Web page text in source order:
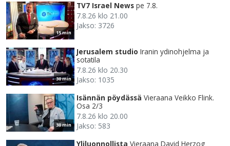
15 min
TV7 Israel News pe 7.8.
7.8.26 klo 21.00
Jakso: 3726
30 min
Jerusalem studio Iranin ydinohjelma ja
sotatila
7.8.26 klo 20.30
Jakso: 1035
30 min
Isännän pöydässä Vieraana Veikko Flink.
Osa 2/3
7.8.26 klo 20.00
Jakso: 583
Yliluonnollista Vieraana David Herzog